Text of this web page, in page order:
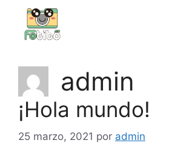
Saltar
contenido
admin
¡Hola mundo!
25 marzo, 2021 por admin